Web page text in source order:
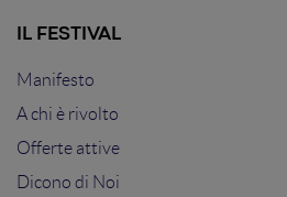
IL FESTIVAL
Manifesto
A chi è rivolto
Offerte attive
Dicono di Noi